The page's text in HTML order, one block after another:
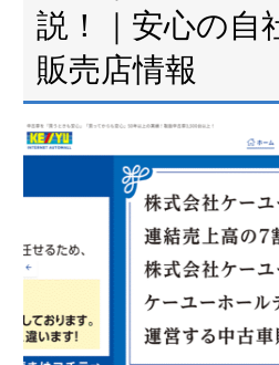
説！｜安心の自
販売店情報